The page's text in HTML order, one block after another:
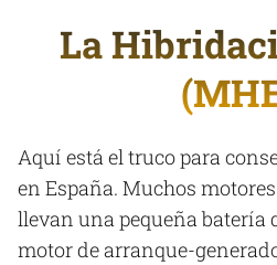
La
Aquí está el truco para
en España. Muchos
llevan una pequeña batería
motor de arranque-